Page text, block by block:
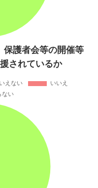
保護者会等の開催等
されているか